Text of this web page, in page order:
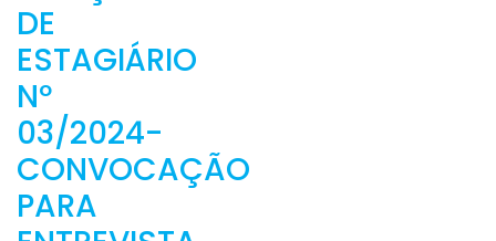
DE
ESTAGIÁRIO
Nº
03/2024-
CONVOCAÇÃO
PARA